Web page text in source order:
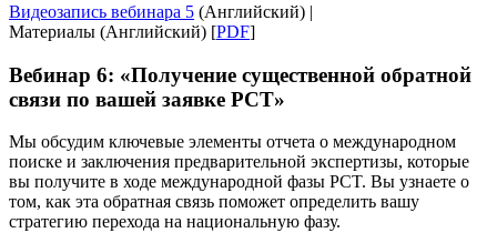
Видеозапись вебинара 5 (Английский) |
Материалы (Английский) [PDF]
Вебинар 6: «Получение существенной обратной
связи по вашей заявке PCT»
Мы обсудим ключевые элементы отчета о международном
поиске и заключения предварительной экспертизы, которые
вы получите в ходе международной фазы PCT. Вы узнаете о
том, как эта обратная связь поможет определить вашу
стратегию перехода на национальную фазу.